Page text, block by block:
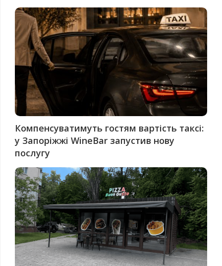
Компенсуватимуть гостям вартість таксі:
у Запоріжжі WineBar запустив нову
послугу